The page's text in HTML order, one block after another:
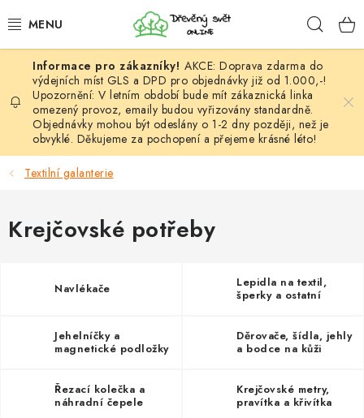
na
HÁČKOVÁNÍ
VYPLÉTÁNÍ
PŘÍZE
DOPLŇKY
VELKOOBCHOD
AKCE: Doprava zdarma do
výdejních míst GLS a DPD pro objednávky již od 1.000,-!
Upozornění: V letním období bude mít zákaznická linka
omezený provoz, emaily budou vyřizovány standardně.
Objednávky mohou být odeslány o 1-2 dny později, než je
obvyklé. Děkujeme za pochopení a přejeme krásné léto!
Textilní galanterie
Krejčovské potřeby
Navlékače
Lepidla na textil,
šperky a ostatní
Jehelníčky a
magnetické podložky
Děrovače, šídla, jehly
a bodce na kůži
Řezací kolečka a
náhradní čepele
Krejčovské metry,
pravítka a křivítka